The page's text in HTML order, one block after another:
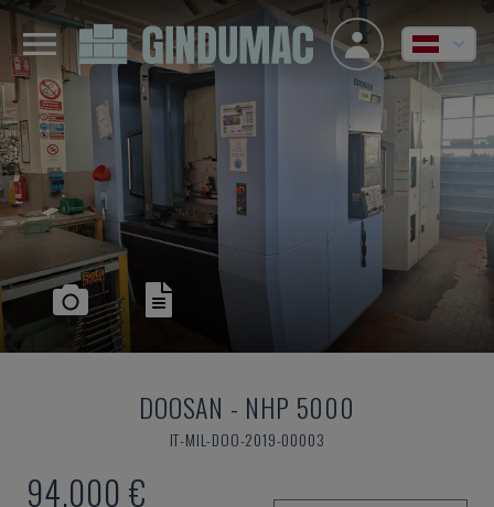
DOOSAN - NHP 5000
IT-MIL-DOO-2019-00003
94.000 €